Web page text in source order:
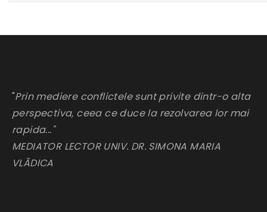
"Prin mediere conflictele sunt privite dintr-o alta
perspectiva, ceea ce duce la rezolvarea lor mai
rapida..."
MEDIATOR LECTOR UNIV. DR. SIMONA MARIA
VLĂDICA